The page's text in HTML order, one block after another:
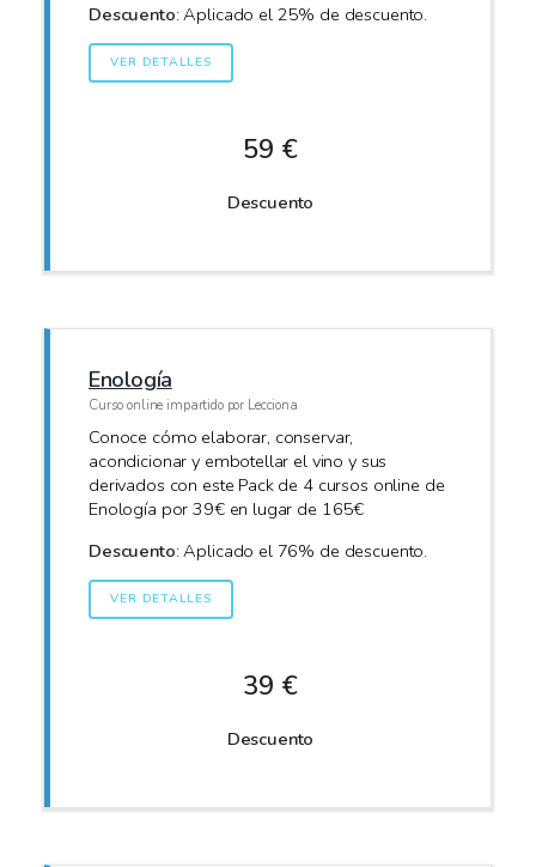
Descuento: Aplicado el 25% de descuento.
VER DETALLES
59 €
Descuento
Enología
Curso online impartido por Lecciona
Conoce cómo elaborar, conservar,
acondicionar y embotellar el vino y sus
derivados con este Pack de 4 cursos online de
Enología por 39€ en lugar de 165€
Descuento: Aplicado el 76% de descuento.
VER DETALLES
39 €
Descuento